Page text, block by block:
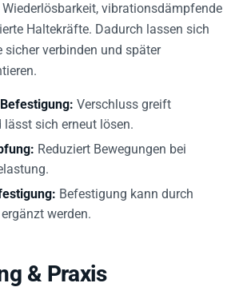
vibrationsdämpfende
Haltekräfte. Dadurch lassen sich
sicher verbinden und später
Verschluss greift
sich erneut lösen.
Reduziert Bewegungen bei
Befestigung kann durch
werden.
& Praxis